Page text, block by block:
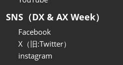
SNS（DX & AX Week）
Facebook
X（旧:Twitter）
instagram